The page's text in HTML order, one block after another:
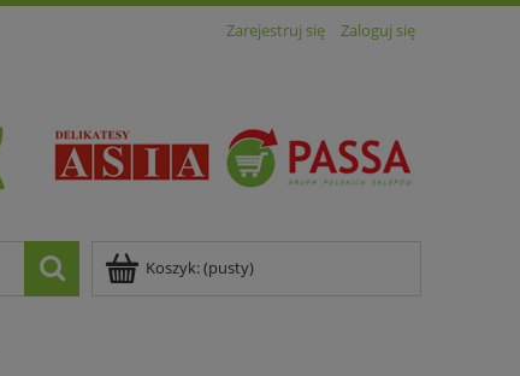
Zarejestruj się Zaloguj się
Koszyk:(pusty)